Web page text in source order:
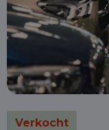
Verkocht